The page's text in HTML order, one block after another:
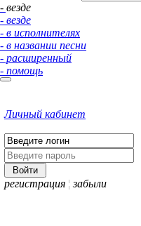
- везде
- везде
- в исполнителях
- в названии песни
- расширенный
- помощь
Личный кабинет
регистрация ¦ забыли